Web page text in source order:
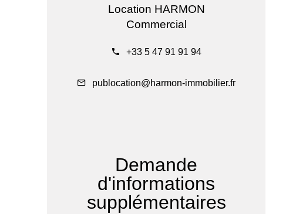
Location HARMON
Commercial
+33 5 47 91 91 94
publocation@harmon-immobilier.fr
Demande
d'informations
supplémentaires